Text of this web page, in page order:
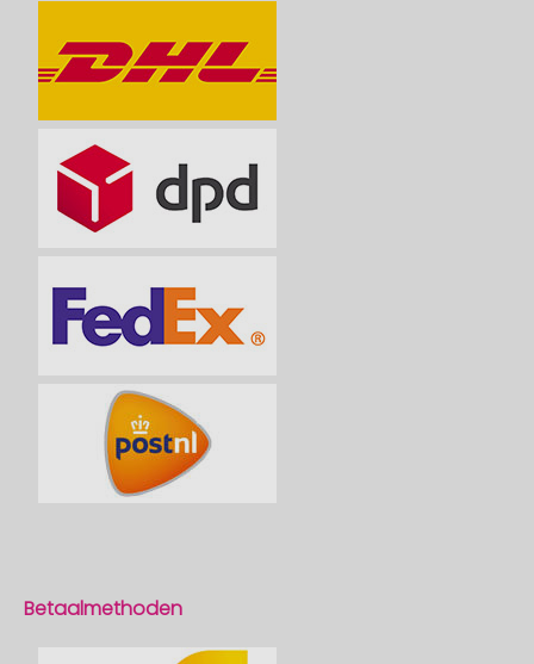
Betaalmethoden